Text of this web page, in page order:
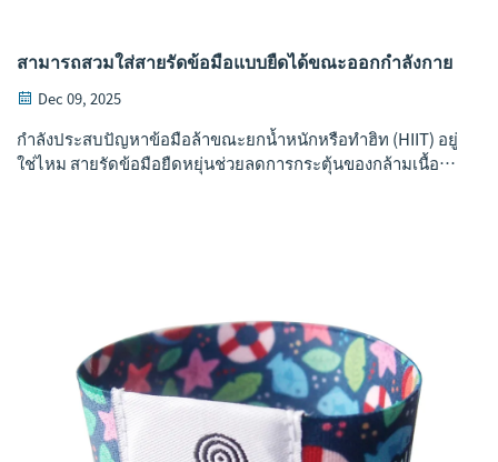
สามารถสวมใส่สายรัดข้อมือแบบยืดได้ขณะออกกำลังกาย
Dec 09, 2025
กำลังประสบปัญหาข้อมือล้าขณะยกน้ำหนักหรือทำฮิท (HIIT) อยู่
ใช่ไหม สายรัดข้อมือยืดหยุ่นช่วยลดการกระตุ้นของกล้ามเนื้อลง